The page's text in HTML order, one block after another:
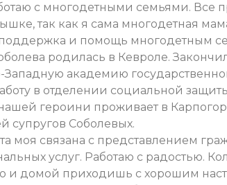
с многодетными семьями. Все
так как я сама многодетная
и помощь многодетным
родилась в Кевроле.
Западную академию
в отделении социальной
героини проживает в
супругов Соболевых.
моя связана с представлением
услуг. Работаю с радостью.
и домой приходишь с хорошим